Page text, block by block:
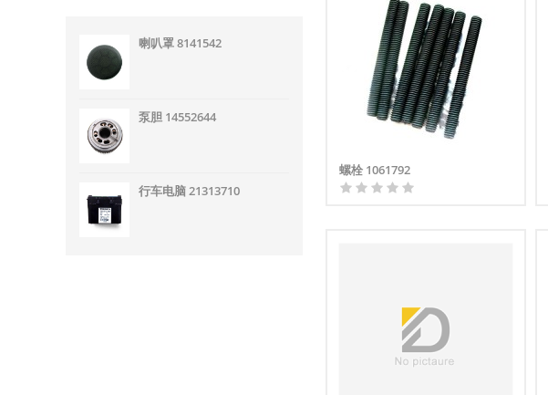
喇叭罩 8141542
泵胆 14552644
行车电脑 21313710
螺栓 1061792